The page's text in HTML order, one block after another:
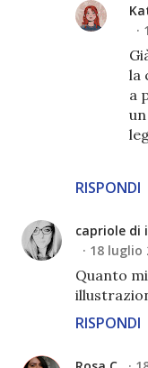
RISPONDI
la
a
capriole di
18 luglio
Quanto
RISPONDI